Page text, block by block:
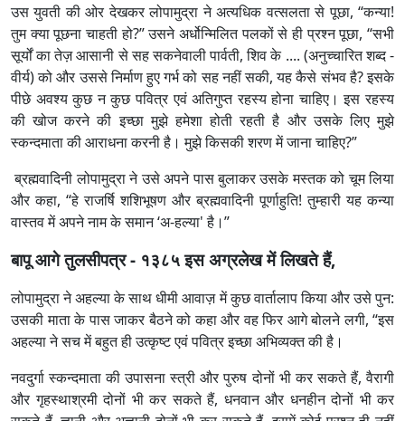
उस युवती की ओर देखकर लोपामुद्रा ने अत्यधिक वत्सलता से पूछा, “कन्या!
तुम क्या पूछना चाहती हो?” उसने अर्धोन्मिलित पलकों से ही प्रश्न पूछा, “सभी
सूर्यों का तेज़ आसानी से सह सकनेवाली पार्वती, शिव के .... (अनुच्चारित शब्द -
वीर्य) को और उससे निर्माण हुए गर्भ को सह नहीं सकी, यह कैसे संभव है? इसके
पीछे अवश्य कुछ न कुछ पवित्र एवं अतिगुप्त रहस्य होना चाहिए। इस रहस्य
की खोज करने की इच्छा मुझे हमेशा होती रहती है और उसके लिए मुझे
स्कन्दमाता की आराधना करनी है। मुझे किसकी शरण में जाना चाहिए?”
ब्रह्मवादिनी लोपामुद्रा ने उसे अपने पास बुलाकर उसके मस्तक को चूम लिया
और कहा, “हे राजर्षि शशिभूषण और ब्रह्मवादिनी पूर्णाहुति! तुम्हारी यह कन्या
वास्तव में अपने नाम के समान ‘अ-हल्या' है।”
बापू आगे तुलसीपत्र - १३८५ इस अग्रलेख में लिखते हैं,
लोपामुद्रा ने अहल्या के साथ धीमी आवाज़ में कुछ वार्तालाप किया और उसे पुन:
उसकी माता के पास जाकर बैठने को कहा और वह फिर आगे बोलने लगी, “इस
अहल्या ने सच में बहुत ही उत्कृष्ट एवं पवित्र इच्छा अभिव्यक्त की है।
नवदुर्गा स्कन्दमाता की उपासना स्त्री और पुरुष दोनों भी कर सकते हैं, वैरागी
और गृहस्थाश्रमी दोनों भी कर सकते हैं, धनवान और धनहीन दोनों भी कर